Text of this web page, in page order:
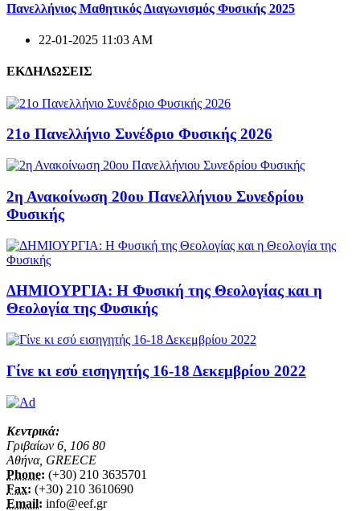
Πανελλήνιος Μαθητικός Διαγωνισμός Φυσικής 2025
22-01-2025 11:03 AM
ΕΚΔΗΛΩΣΕΙΣ
21ο Πανελλήνιο Συνέδριο Φυσικής 2026
2η Ανακοίνωση 20ου Πανελλήνιου Συνεδρίου
Φυσικής
ΔΗΜΙΟΥΡΓΙΑ: Η Φυσική της Θεολογίας και η
Θεολογία της Φυσικής
Γίνε κι εσύ εισηγητής 16-18 Δεκεμβρίου 2022
Κεντρικά:
Γριβαίων 6, 106 80
Αθήνα, GREECE
Phone: (+30) 210 3635701
Fax: (+30) 210 3610690
Email: info@eef.gr